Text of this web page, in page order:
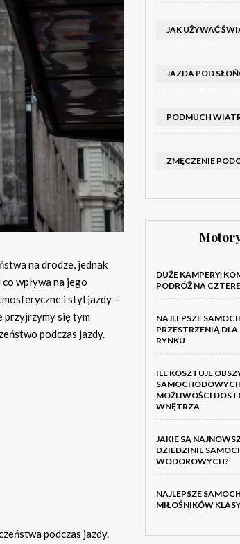
na drodze, jednak
wpływa na jego
i styl jazdy –
przyjrzymy się tym
podczas jazdy.
podczas jazdy.
DUŻE KAMPERY:
PODRÓŻ NA
NAJLEPSZE
PRZESTRZENIĄ
RYNKU
ILE KOSZTUJE
MOŻLIWOŚCI
WNĘTRZA
JAKIE SĄ
DZIEDZINIE
WODOROWYCH?
NAJLEPSZE
MIŁOŚNIKÓW